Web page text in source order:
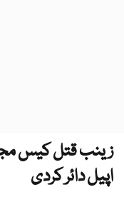
زینب قتل کیس
اپیل دائر کردی